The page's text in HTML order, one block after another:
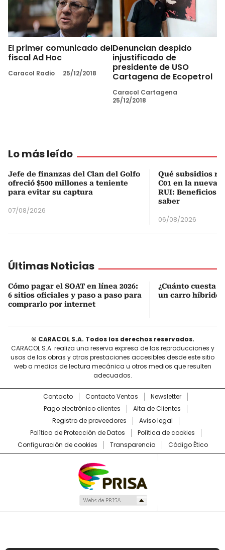
El primer comunicado del
fiscal Ad Hoc
Caracol Radio 25/12/2018
Denuncian despido
injustificado de
presidente de USO
Cartagena de Ecopetrol
Caracol Cartagena
25/12/2018
Lo más leído
Jefe de finanzas del Clan del Golfo
ofreció $500 millones a teniente
para evitar su captura
07/08/2026
Qué subsidios
C01 en la nueva
RUI: Beneficios
saber
06/08/2026
Últimas Noticias
Cómo pagar el SOAT en línea 2026:
6 sitios oficiales y paso a paso para
comprarlo por internet
¿Cuánto cuesta
un carro híbrido
© CARACOL S.A. Todos los derechos reservados.
CARACOL S.A. realiza una reserva expresa de las reproducciones y
usos de las obras y otras prestaciones accesibles desde este sitio
web a medios de lectura mecánica u otros medios que resulten
adecuados.
Contacto Contacto Ventas
Newsletter
Pago electrónico clientes
Alta de Clientes
Registro de proveedores
Aviso legal
Política de Protección de Datos
Política de cookies
Configuración de cookies
Transparencia Código Ético